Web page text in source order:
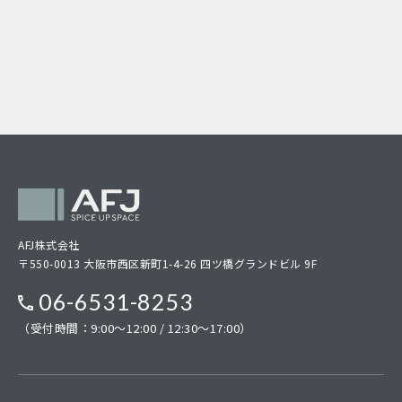
AFJ株式会社
〒550-0013 大阪市西区新町1-4-26 四ツ橋グランドビル 9F
06-6531-8253
（受付時間：9:00～12:00 / 12:30～17:00）